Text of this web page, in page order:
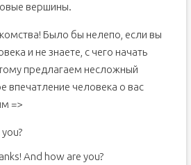
вершины.
Было бы нелепо, если вы
и не знаете, с чего начать
предлагаем несложный
впечатление человека о вас
=>
And how are you?